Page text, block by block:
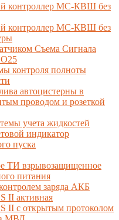
контроллер МС-КВШ без
контроллер МС-КВШ без
Съема Сигнала
контроля полноты
автоцистерны в
проводом и розеткой
учета жидкостей
индикатор
пуска
ТИ взрывозащищенное
питания
заряда АКБ
II активная
II с открытым протоколом